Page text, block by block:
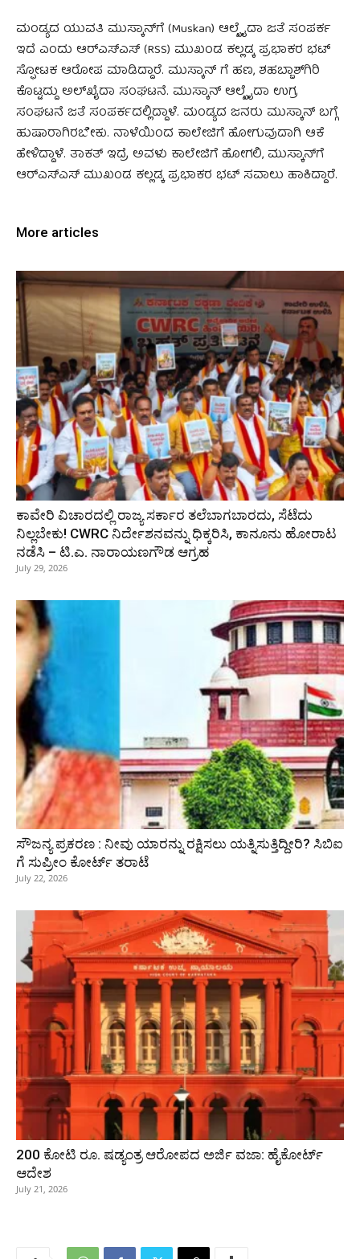
ಮಂಡ್ಯದ ಯುವತಿ ಮುಸ್ಕಾನ್‌ಗೆ (Muskan) ಆಲ್ಖೈದಾ ಜತೆ ಸಂಪರ್ಕ
ಇದೆ ಎಂದು ಆರ್‌ಎಸ್‌ಎಸ್‌ (RSS) ಮುಖಂಡ ಕಲ್ಲಡ್ಕ ಪ್ರಭಾಕರ ಭಟ್
ಸ್ಫೋಟಕ ಆರೋಪ ಮಾಡಿದ್ದಾರೆ. ಮುಸ್ಕಾನ್ ಗೆ ಹಣ, ಶಹಬ್ಬಾಶ್‌ಗಿರಿ
ಕೊಟ್ಟದ್ದು ಅಲ್‌ಖೈದಾ ಸಂಘಟನೆ. ಮುಸ್ಕಾನ್ ಆಲ್ಖೈದಾ ಉಗ್ರ
ಸಂಘಟನೆ ಜತೆ ಸಂಪರ್ಕದಲ್ಲಿದ್ದಾಳೆ. ಮಂಡ್ಯದ ಜನರು ಮುಸ್ಕಾನ್ ಬಗ್ಗೆ
ಹುಷಾರಾಗಿರಬೇಕು. ನಾಳೆಯಿಂದ ಕಾಲೇಜಿಗೆ ಹೋಗುವುದಾಗಿ ಆಕೆ
ಹೇಳಿದ್ದಾಳೆ. ತಾಕತ್ ಇದ್ರೆ ಅವಳು ಕಾಲೇಜಿಗೆ ಹೋಗಲಿ, ಮುಸ್ಕಾನ್‌ಗೆ
ಆರ್‌ಎಸ್‌ಎಸ್‌ ಮುಖಂಡ ಕಲ್ಲಡ್ಕ ಪ್ರಭಾಕರ ಭಟ್ ಸವಾಲು ಹಾಕಿದ್ದಾರೆ.
More articles
ಕಾವೇರಿ ವಿಚಾರದಲ್ಲಿ ರಾಜ್ಯ ಸರ್ಕಾರ ತಲೆಬಾಗಬಾರದು, ಸೆಟೆದು
ನಿಲ್ಲಬೇಕು! CWRC ನಿರ್ದೇಶನವನ್ನು ಧಿಕ್ಕರಿಸಿ, ಕಾನೂನು ಹೋರಾಟ
ನಡೆಸಿ – ಟಿ.ಎ. ನಾರಾಯಣಗೌಡ ಆಗ್ರಹ
July 29, 2026
ಸೌಜನ್ಯ ಪ್ರಕರಣ : ನೀವು ಯಾರನ್ನು ರಕ್ಷಿಸಲು ಯತ್ನಿಸುತ್ತಿದ್ದೀರಿ? ಸಿಬಿಐ
ಗೆ ಸುಪ್ರೀಂ ಕೋರ್ಟ್ ತರಾಟೆ
July 22, 2026
200 ಕೋಟಿ ರೂ. ಷಡ್ಯಂತ್ರ ಆರೋಪದ ಅರ್ಜಿ ವಜಾ: ಹೈಕೋರ್ಟ್
ಆದೇಶ
July 21, 2026